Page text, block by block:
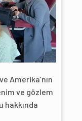
Amerika’nın
ve gözlem
hakkında